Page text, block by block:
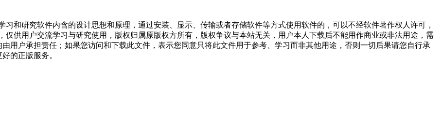
和研究软件内含的设计思想和原理，通过安装、显示、传输或者存储软件等方式使用软件的，可以不经软件著作权人许可，
供用户交流学习与研究使用，版权归属原版权方所有，版权争议与本站无关，用户本人下载后不能用作商业或非法用途，需
用户承担责任；如果您访问和下载此文件，表示您同意只将此文件用于参考、学习而非其他用途，否则一切后果请您自行承
的正版服务。